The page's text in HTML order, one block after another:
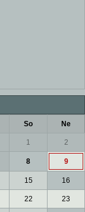
So Ne
1 2
8 9
15 16
22 23